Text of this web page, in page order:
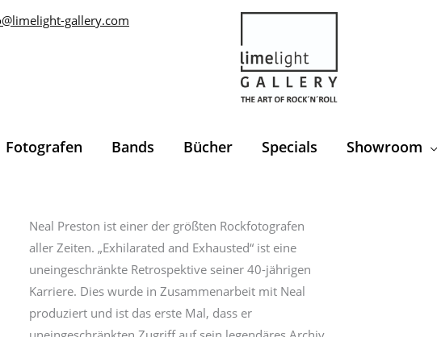
gallery.com
Fotografen Bands Bücher Specials Showroom
Neal Preston ist einer der größten Rockfotografen
aller Zeiten. „Exhilarated and Exhausted“ ist eine
uneingeschränkte Retrospektive seiner 40-jährigen
Karriere. Dies wurde in Zusammenarbeit mit Neal
produziert und ist das erste Mal, dass er
Exhausted
by
Neal
Preston
Menge